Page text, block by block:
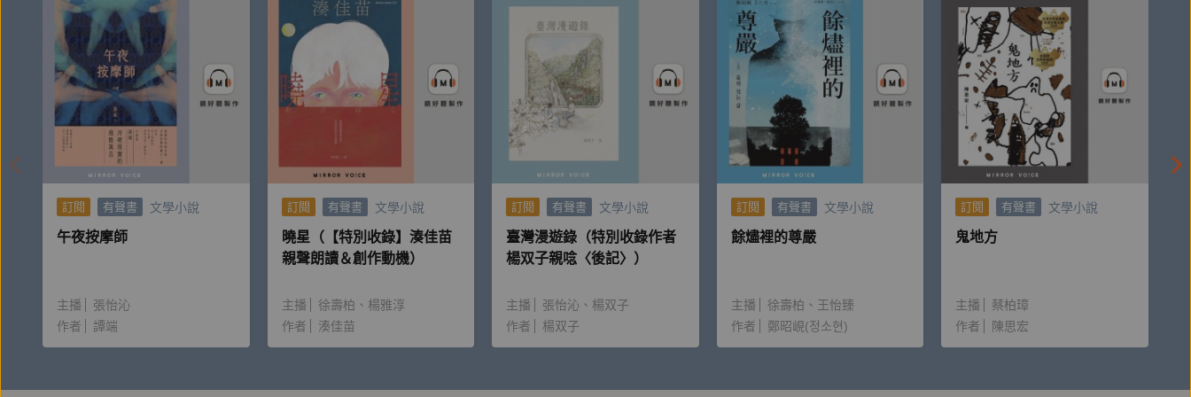
訂閱 有聲書 文學小說
午夜按摩師
主播
張怡沁
作者
譚端
訂閱 有聲書 文學小說
曉星（【特別收錄】湊佳苗
親聲朗讀＆創作動機）
主播 徐壽柏
楊雅淳
作者
湊佳苗
訂閱 有聲書 文學小說
臺灣漫遊錄（特別收錄作者
楊双子親唸〈後記〉）
主播 張怡沁
楊双子
作者
楊双子
訂閱 有聲書 文學小說
餘燼裡的尊嚴
主播 徐壽柏
王怡臻
作者
鄭昭峴(정소현)
訂閱 有聲書 文學小說
鬼地方
主播
蔡柏璋
作者
陳思宏